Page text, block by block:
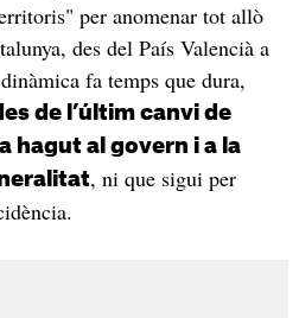
per anomenar tot allò
des del País Valencià a
fa temps que dura,
de l’últim canvi de
hagut al govern i a la
, ni que sigui per